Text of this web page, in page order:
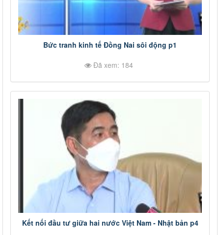
Bức tranh kinh tế Đồng Nai sôi động p1
Đã xem: 184
Kết nối đầu tư giữa hai nước Việt Nam - Nhật bản p4